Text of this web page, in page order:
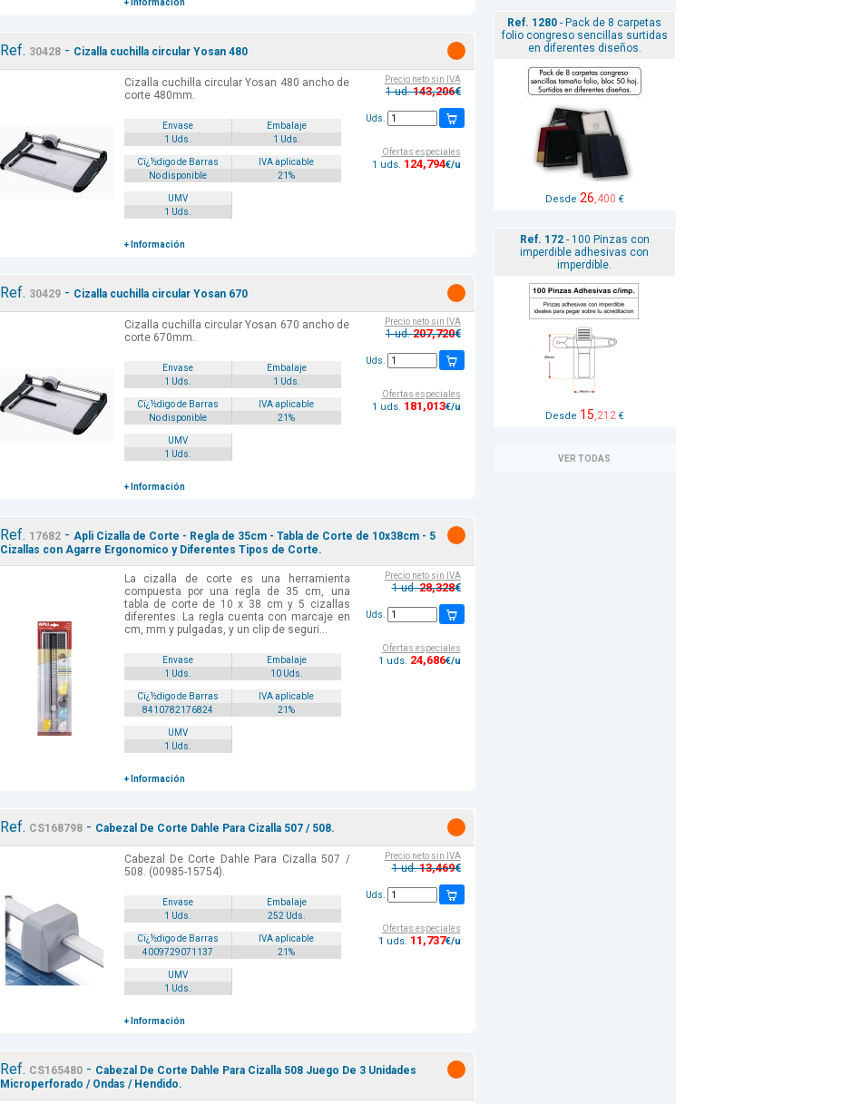
+ Información
Ref. 30428- Cizalla cuchilla circular Yosan 480
Cizalla cuchilla circular Yosan 480 ancho de
corte 480mm.
Envase
Embalaje
1 Uds.
1 Uds.
Cï¿½digo de Barras
IVA aplicable
No disponible
21%
UMV
1 Uds.
+ Información
Precio neto sin IVA
1 ud.143,206€
Uds.
Ofertas especiales
1 uds. 124,794€/u
Ref. 30429- Cizalla cuchilla circular Yosan 670
Cizalla cuchilla circular Yosan 670 ancho de
corte 670mm.
Envase
Embalaje
1 Uds.
1 Uds.
Cï¿½digo de Barras
IVA aplicable
No disponible
21%
UMV
1 Uds.
+ Información
Precio neto sin IVA
1 ud.207,720€
Uds.
Ofertas especiales
1 uds. 181 ,013€/u
Ref. 17682- Apli Cizalla de Corte - Regla de 35cm - Tabla de Corte de 10x38cm - 5
Cizallas con Agarre Ergonomico y Diferentes Tipos de Corte.
La cizalla de corte es una herramienta
compuesta por una regla de 35 cm, una
tabla de corte de 10 x 38 cm y 5 cizallas
diferentes. La regla cuenta con marcaje en
cm, mm y pulgadas, y un clip de seguri...
Envase
Embalaje
1 Uds.
10 Uds.
Cï¿½digo de Barras
IVA aplicable
8410782176824
21%
UMV
1 Uds.
+ Información
Precio neto sin IVA
1 ud.28,328€
Uds.
Ofertas especiales
1 uds. 24,686€/u
Ref. CS168798- Cabezal De Corte Dahle Para Cizalla 507 / 508.
Cabezal De Corte Dahle Para Cizalla 507 /
508. (00985-15754).
Envase
Embalaje
1 Uds.
252 Uds.
Cï¿½digo de Barras
IVA aplicable
4009729071137
21%
UMV
1 Uds.
+ Información
Precio neto sin IVA
1 ud.13,469€
Uds.
Ofertas especiales
1 uds. 11 ,737€/u
Ref. CS165480- Cabezal De Corte Dahle Para Cizalla 508 Juego De 3 Unidades
Microperforado / Ondas / Hendido.
Ref. 1280 - Pack de 8 carpetas
folio congreso sencillas surtidas
en diferentes diseños.
Desde 26,400 €
Ref. 172- 100 Pinzas con
imperdible adhesivas con
imperdible.
Desde 15,212€
VER TODAS